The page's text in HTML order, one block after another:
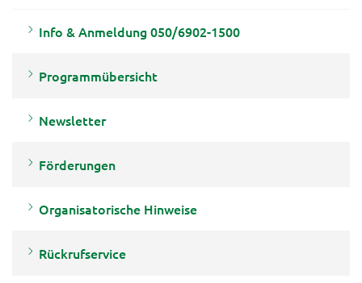
Info & Anmeldung 050/6902-1500
Programmübersicht
Newsletter
Förderungen
Organisatorische Hinweise
Rückrufservice